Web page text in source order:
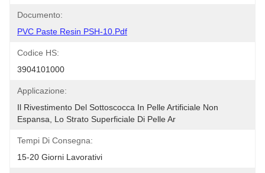
Documento:
PVC Paste Resin PSH-10.pdf
Codice HS:
3904101000
Applicazione:
Il Rivestimento Del Sottoscocca In Pelle Artificiale Non
Espansa, Lo Strato Superficiale Di Pelle Ar
Tempi Di Consegna:
15-20 Giorni Lavorativi